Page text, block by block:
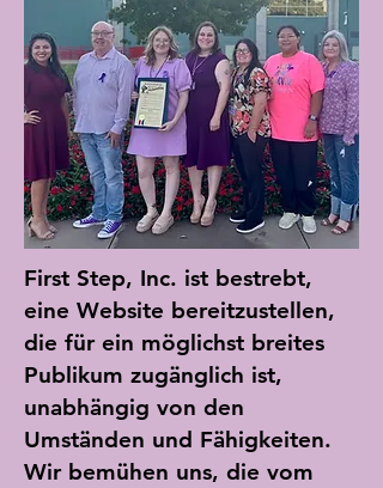
First Step, Inc. ist bestrebt,
eine Website bereitzustellen,
die für ein möglichst breites
Publikum zugänglich ist,
unabhängig von den
Umständen und Fähigkeiten.
Wir bemühen uns, die vom